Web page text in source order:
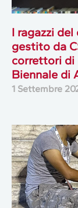
I ragazzi
gestito da
correttori di
Biennale di
1 Settembre